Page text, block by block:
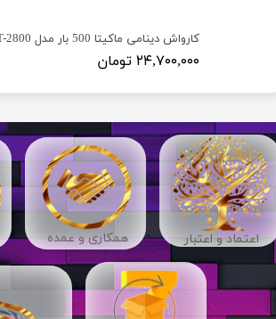
کارواش دینامی ماکیتا 500 بار مدل MT-2800
۲۴,۷۰۰,۰۰۰ تومان
اعتماد و اعتبار ​​همکاری و عمده